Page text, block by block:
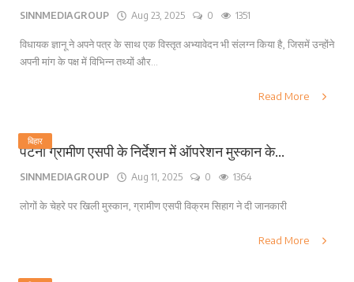
SINNMEDIAGROUP Aug 23, 2025 0 1351
विधायक ज्ञानू ने अपने पत्र के साथ एक विस्तृत अभ्यावेदन भी संलग्न किया है, जिसमें उन्होंने
अपनी मांग के पक्ष में विभिन्न तथ्यों और...
Read More
बिहार
पटना ग्रामीण एसपी के निर्देशन में ऑपरेशन मुस्कान के...
SINNMEDIAGROUP Aug 11, 2025 0 1364
लोगों के चेहरे पर खिली मुस्कान, ग्रामीण एसपी विक्रम सिहाग ने दी जानकारी
Read More